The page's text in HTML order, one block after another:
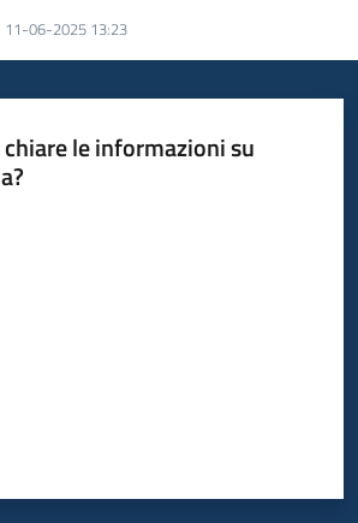
11-06-2025 13:23
le informazioni su